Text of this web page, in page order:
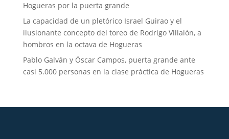
Hogueras por la puerta grande
La capacidad de un pletórico Israel Guirao y el
ilusionante concepto del toreo de Rodrigo Villalón, a
hombros en la octava de Hogueras
Pablo Galván y Óscar Campos, puerta grande ante
casi 5.000 personas en la clase práctica de Hogueras